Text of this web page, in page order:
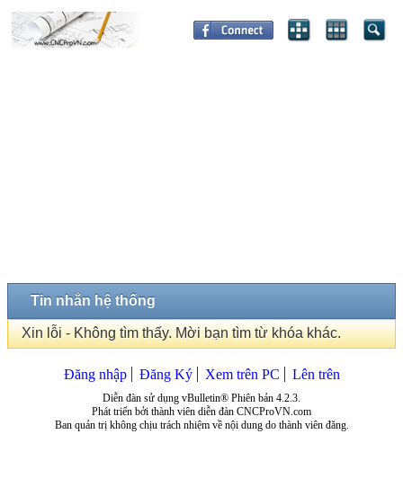
Tin nhắn hệ thống
Xin lỗi - Không tìm thấy. Mời bạn tìm từ khóa khác.
Đăng nhập Đăng Ký Xem trên PC Lên trên
Diễn đàn sử dụng vBulletin® Phiên bản 4.2.3.
Phát triển bởi thành viên diễn đàn CNCProVN.com
Ban quản trị không chịu trách nhiệm về nội dung do thành viên đăng.